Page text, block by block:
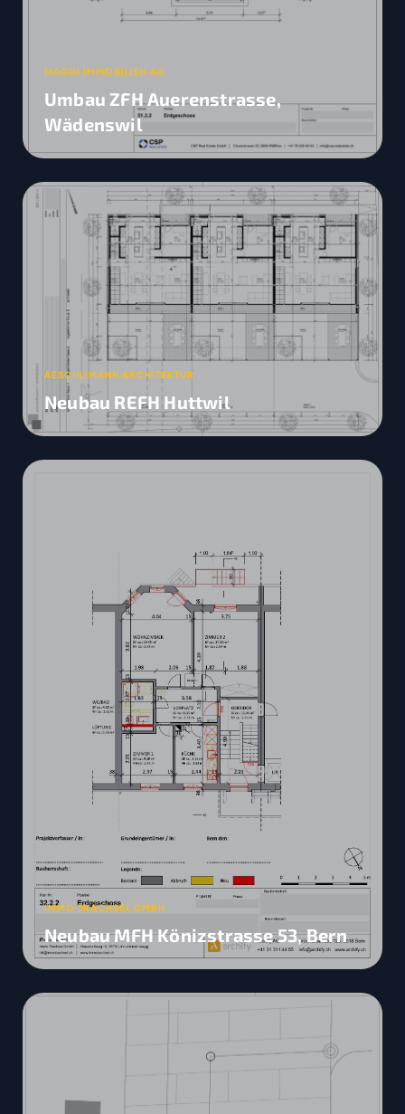
MAGGI IMMOBILIEN AG
Umbau ZFH Auerenstrasse,
Wädenswil
AESCHLIMANN ARCHITEKTUR
Neubau REFH Huttwil
IMMO TRACHSEL GMBH
Neubau MFH Könizstrasse 53, Bern